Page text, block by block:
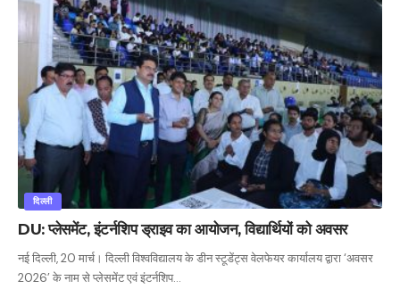
दिल्ली
DU: प्लेसमेंट, इंटर्नशिप ड्राइव का आयोजन, विद्यार्थियों को अवसर
नई दिल्ली, 20 मार्च। दिल्ली विश्वविद्यालय के डीन स्टूडेंट्स वेलफेयर कार्यालय द्वारा ‘अवसर
2026’ के नाम से प्लेसमेंट एवं इंटर्नशिप…